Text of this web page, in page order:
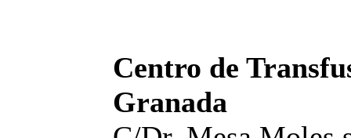
Centro de
Granada